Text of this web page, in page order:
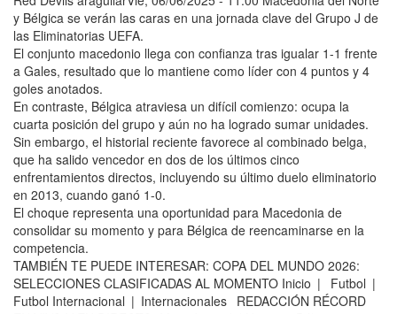
y Bélgica se verán las caras en una jornada clave del Grupo J de
las Eliminatorias UEFA.
El conjunto macedonio llega con confianza tras igualar 1-1 frente
a Gales, resultado que lo mantiene como líder con 4 puntos y 4
goles anotados.
En contraste, Bélgica atraviesa un difícil comienzo: ocupa la
cuarta posición del grupo y aún no ha logrado sumar unidades.
Sin embargo, el historial reciente favorece al combinado belga,
que ha salido vencedor en dos de los últimos cinco
enfrentamientos directos, incluyendo su último duelo eliminatorio
en 2013, cuando ganó 1-0.
El choque representa una oportunidad para Macedonia de
consolidar su momento y para Bélgica de reencaminarse en la
competencia.
TAMBIÉN TE PUEDE INTERESAR: COPA DEL MUNDO 2026:
SELECCIONES CLASIFICADAS AL MOMENTO Inicio | Futbol |
Futbol Internacional | Internacionales REDACCIÓN RÉCORD